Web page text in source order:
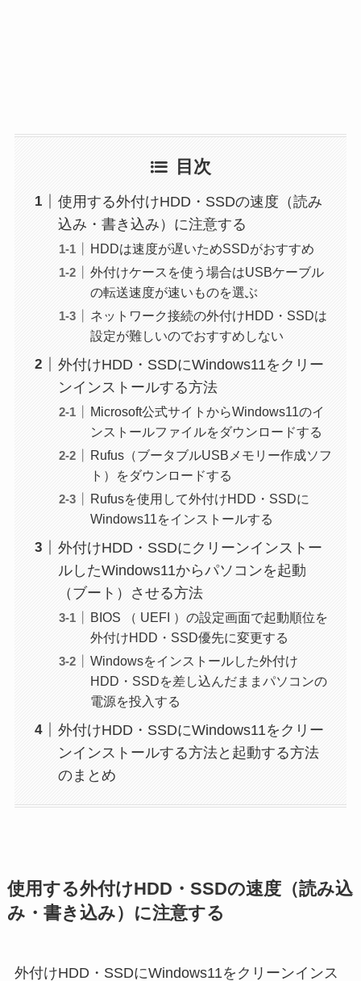
目次
使用する外付けHDD・SSDの速度（読み
込み・書き込み）に注意する
HDDは速度が遅いためSSDがおすすめ
外付けケースを使う場合はUSBケーブル
の転送速度が速いものを選ぶ
ネットワーク接続の外付けHDD・SSDは
設定が難しいのでおすすめしない
外付けHDD・SSDにWindows11をクリー
ンインストールする方法
Microsoft公式サイトからWindows11のイ
ンストールファイルをダウンロードする
Rufus（ブータブルUSBメモリー作成ソフ
ト）をダウンロードする
Rufusを使用して外付けHDD・SSDに
Windows11をインストールする
外付けHDD・SSDにクリーンインストー
ルしたWindows11からパソコンを起動
（ブート）させる方法
BIOS （ UEFI ）の設定画面で起動順位を
外付けHDD・SSD優先に変更する
Windowsをインストールした外付け
HDD・SSDを差し込んだままパソコンの
電源を投入する
外付けHDD・SSDにWindows11をクリー
ンインストールする方法と起動する方法
のまとめ
使用する外付けHDD・SSDの速度（読み込
み・書き込み）に注意する
外付けHDD・SSDにWindows11をクリーンインス